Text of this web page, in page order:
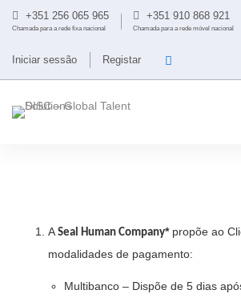
+351 256 065 965
Chamada para a rede fixa nacional
+351 910 868 921
Chamada para a rede móvel nacional
Iniciar sessão Registar
A Seal Human Company*propõe ao
modalidades de pagamento:
Multibanco – Dispõe de 5 dias